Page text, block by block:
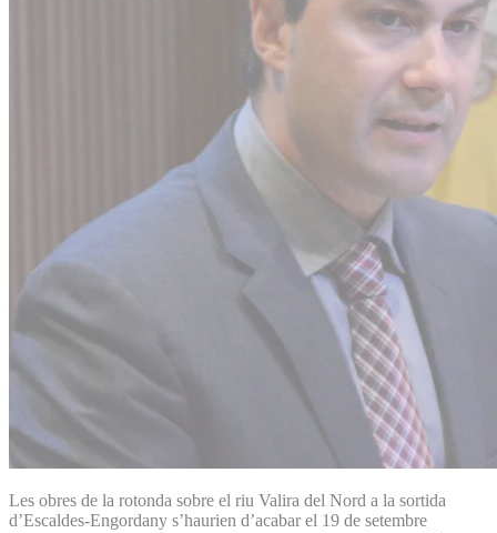
Les obres de la rotonda sobre el riu Valira del Nord a la sortida
d’Escaldes-Engordany s’haurien d’acabar el 19 de setembre